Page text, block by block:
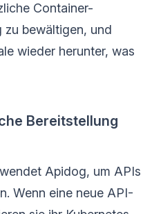
Container-
zu bewältigen, und
wieder herunter, was
Bereitstellung
Apidog, um APIs
Wenn eine neue API-